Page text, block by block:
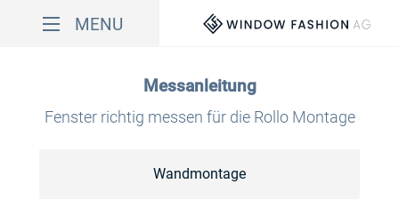
MENU
Video
Messanleitung
Fenster richtig messen für die Rollo Montage
Wandmontage